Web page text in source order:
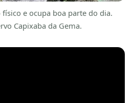
e ocupa boa parte do dia.
Capixaba da Gema.